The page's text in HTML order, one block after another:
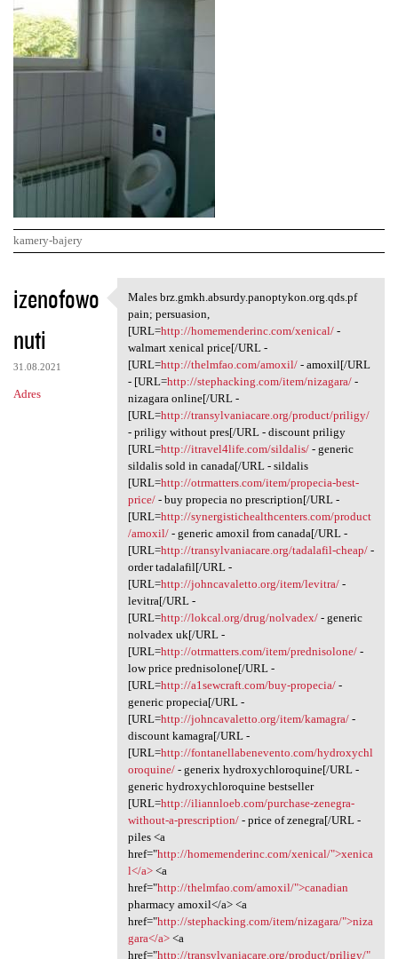
kamery-bajery
K
o
m
e
n
izenofowo
nuti
31.08.2021
Adres
Males brz.gmkh.absurdy
Males brz.gmkh.absurdy.panoptykon.org.qds.pf
pain; persuasion,
[URL=http://homemenderinc.com/xenical/-
walmart xenical price[/URL -
[URL=http://thelmfao.com/amoxil/- amoxil[/URL
- [URL=http://stephacking.com/item/nizagara/-
nizagara online[/URL -
[URL=http://transylvaniacare.org/product/priligy/
- priligy without pres[/URL - discount priligy
[URL=http://itravel4life.com/sildalis/- generic
sildalis sold in canada[/URL - sildalis
[URL=http://otrmatters.com/item/propecia-best-
price/- buy propecia no prescription[/URL -
[URL=http://synergistichealthcenters.com/product
/amoxil/- generic amoxil from canada[/URL -
[URL=http://transylvaniacare.org/tadalafil-cheap/-
order tadalafil[/URL -
[URL=http://johncavaletto.org/item/levitra/-
levitra[/URL -
[URL=http://lokcal.org/drug/nolvadex/- generic
nolvadex uk[/URL -
[URL=http://otrmatters.com/item/prednisolone/-
low price prednisolone[/URL -
[URL=http://a1sewcraft.com/buy-propecia/-
generic propecia[/URL -
[URL=http://johncavaletto.org/item/kamagra/-
discount kamagra[/URL -
[URL=http://fontanellabenevento.com/hydroxychl
oroquine/- generix hydroxychloroquine[/URL -
generic hydroxychloroquine bestseller
[URL=http://iliannloeb.com/purchase-zenegra-
without-a-prescription/- price of zenegra[/URL -
piles <a
href="http://homemenderinc.com/xenical/">xenica
l</a><a
href="http://thelmfao.com/amoxil/">canadian
pharmacy amoxil</a> <a
href="http://stephacking.com/item/nizagara/">niza
gara</a><a
href="http://transylvaniacare.org/product/priligy/"